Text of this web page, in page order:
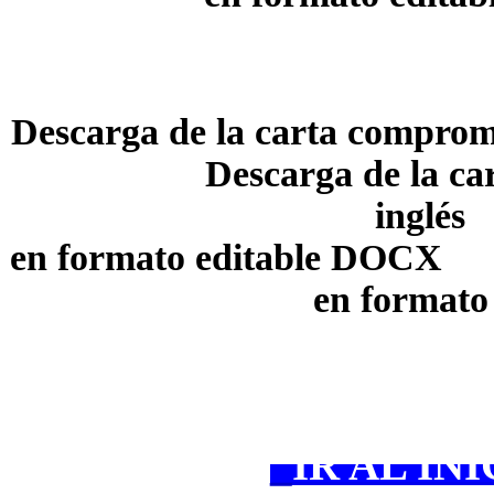
Descarga de la carta
Descarga de la carta
inglés
en formato
en formato
_IR AL